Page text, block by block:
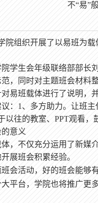
不“易”
院组织开展了以易班为
院学生会年级联络部部长
，同时对主题班会材料
对易班载体进行了说明，
： 1、多方助力。让班
以往的教室、PPT观看
意义
，不仅充分运用了新媒
展班会积累经验。
会活动，好的班会能够
平台，学院也将推广更